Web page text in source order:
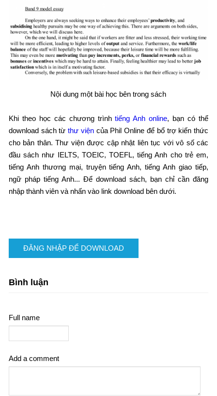
Nội dung một bài học bên trong sách
Khi theo học các chương trìnhtiếng Anh online, bạn có thể
download sách từthư việncủa Phil Online để bổ trợ kiến thức
cho bản thân. Thư viện được cập nhật liên tục với vô số các
đầu sách như IELTS, TOEIC, TOEFL, tiếng Anh cho trẻ em,
tiếng Anh thương mại, truyện tiếng Anh, tiếng Anh giao tiếp,
ngữ pháp tiếng Anh... Để download sách, bạn chỉ cần đăng
nhập thành viên và nhấn vào link download bên dưới.
ĐĂNG NHẬP ĐỂ DOWNLOAD
Bình luận
Full name
Add a comment